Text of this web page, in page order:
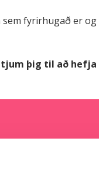
fyrirhugað er
þig til að